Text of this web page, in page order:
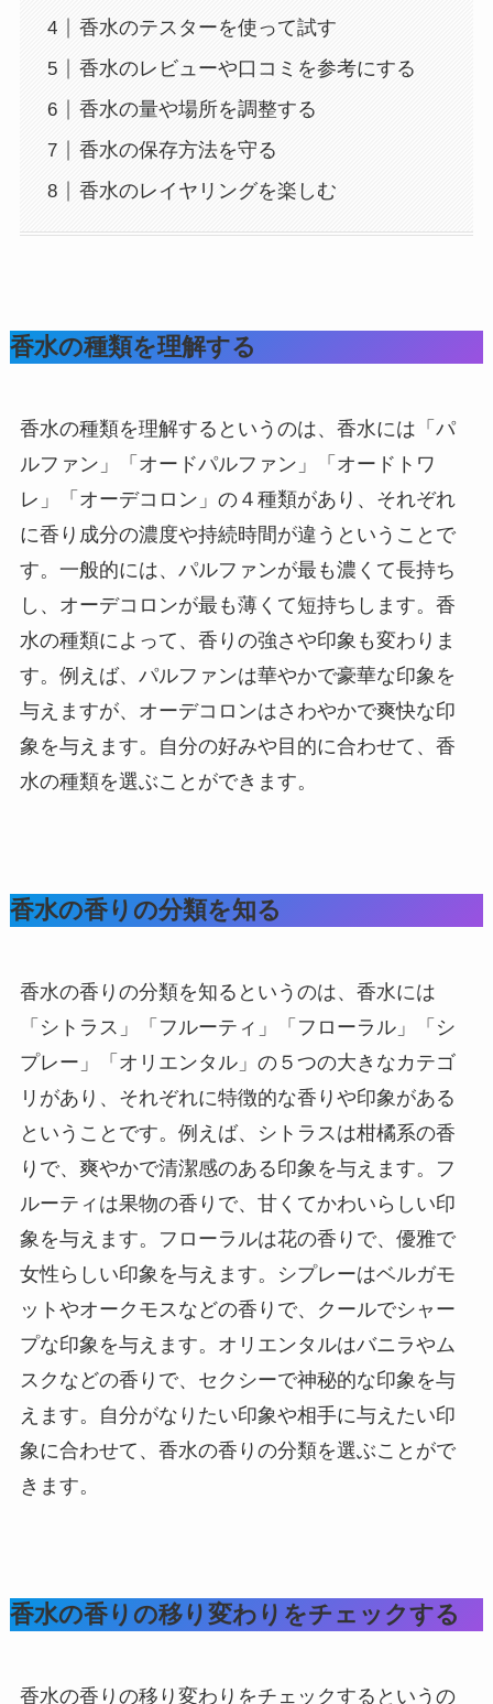
香水のテスターを使って試す
香水のレビューや口コミを参考にする
香水の量や場所を調整する
香水の保存方法を守る
香水のレイヤリングを楽しむ
香水の種類を理解する
香水の種類を理解するというのは、香水には「パ
ルファン」「オードパルファン」「オードトワ
レ」「オーデコロン」の４種類があり、それぞれ
に香り成分の濃度や持続時間が違うということで
す。一般的には、パルファンが最も濃くて長持ち
し、オーデコロンが最も薄くて短持ちします。香
水の種類によって、香りの強さや印象も変わりま
す。例えば、パルファンは華やかで豪華な印象を
与えますが、オーデコロンはさわやかで爽快な印
象を与えます。自分の好みや目的に合わせて、香
水の種類を選ぶことができます。
香水の香りの分類を知る
香水の香りの分類を知るというのは、香水には
「シトラス」「フルーティ」「フローラル」「シ
プレー」「オリエンタル」の５つの大きなカテゴ
リがあり、それぞれに特徴的な香りや印象がある
ということです。例えば、シトラスは柑橘系の香
りで、爽やかで清潔感のある印象を与えます。フ
ルーティは果物の香りで、甘くてかわいらしい印
象を与えます。フローラルは花の香りで、優雅で
女性らしい印象を与えます。シプレーはベルガモ
ットやオークモスなどの香りで、クールでシャー
プな印象を与えます。オリエンタルはバニラやム
スクなどの香りで、セクシーで神秘的な印象を与
えます。自分がなりたい印象や相手に与えたい印
象に合わせて、香水の香りの分類を選ぶことがで
きます。
香水の香りの移り変わりをチェックする
香水の香りの移り変わりをチェックするというの